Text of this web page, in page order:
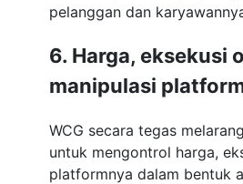
pelanggan dan
6. Harga, eksekusi
manipulasi
WCG secara tegas
untuk mengontrol harga,
platformnya dalam bentuk